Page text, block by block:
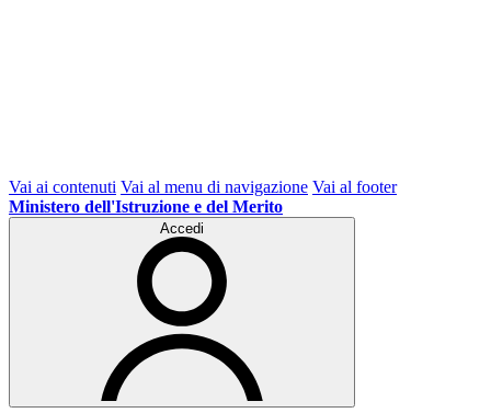
Vai ai contenuti Vai al menu di navigazione Vai al footer
Ministero dell'Istruzione e del Merito
Accedi